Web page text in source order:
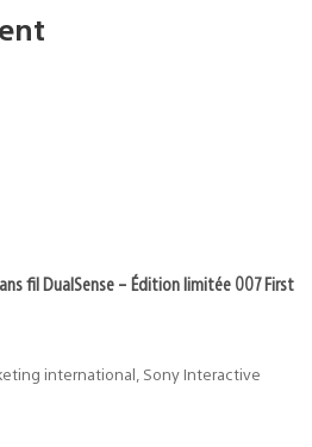
fil DualSense – Édition limitée 007 First
international, Sony Interactive